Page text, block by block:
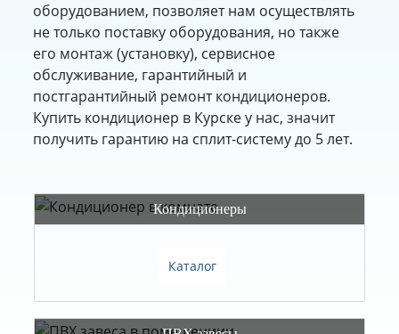
оборудованием, позволяет нам осуществлять
не только поставку оборудования, но также
его монтаж (установку), сервисное
обслуживание, гарантийный и
постгарантийный ремонт кондиционеров.
Купить кондиционер в Курске у нас, значит
получить гарантию на сплит-систему до 5 лет.
Каталог